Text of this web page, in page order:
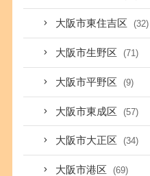
大阪市東住吉区 (32)
大阪市生野区 (71)
大阪市平野区 (9)
大阪市東成区 (57)
大阪市大正区 (34)
大阪市港区 (69)